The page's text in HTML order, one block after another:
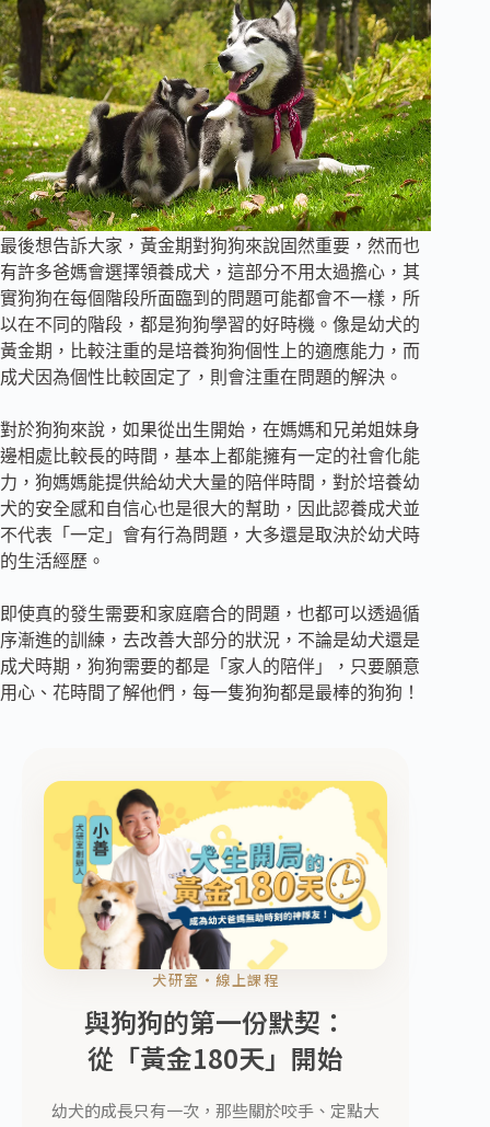
最後想告訴大家，黃金期對狗狗來說固然重要，然而也
有許多爸媽會選擇領養成犬，這部分不用太過擔心，其
實狗狗在每個階段所面臨到的問題可能都會不一樣，所
以在不同的階段，都是狗狗學習的好時機。像是幼犬的
黃金期，比較注重的是培養狗狗個性上的適應能力，而
成犬因為個性比較固定了，則會注重在問題的解決。
‍對於狗狗來說，如果從出生開始，在媽媽和兄弟姐妹身
邊相處比較長的時間，基本上都能擁有一定的社會化能
力，狗媽媽能提供給幼犬大量的陪伴時間，對於培養幼
犬的安全感和自信心也是很大的幫助，因此認養成犬並
不代表「一定」會有行為問題，大多還是取決於幼犬時
的生活經歷。
‍即使真的發生需要和家庭磨合的問題，也都可以透過循
序漸進的訓練，去改善大部分的狀況，不論是幼犬還是
成犬時期，狗狗需要的都是「家人的陪伴」，只要願意
用心、花時間了解他們，每一隻狗狗都是最棒的狗狗！
犬研室・線上課程
與狗狗的第一份默契：
從「黃金180天」開始
幼犬的成長只有一次，那些關於咬手、定點大